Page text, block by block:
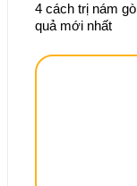
4 cách trị nám
quả mới nhất